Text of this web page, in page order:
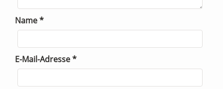
Name*
E-Mail-Adresse*